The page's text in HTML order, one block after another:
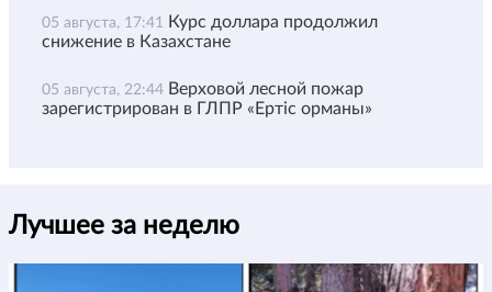
05 августа, 17:41 Курс доллара продолжил
снижение в Казахстане
05 августа, 22:44 Верховой лесной пожар
зарегистрирован в ГЛПР «Ертіс орманы»
Лучшее за неделю